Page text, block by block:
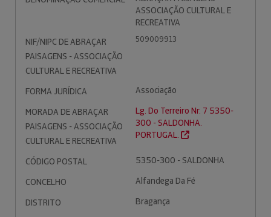
ASSOCIAÇÃO CULTURAL E
RECREATIVA
NIF/NIPC DE ABRAÇAR
PAISAGENS - ASSOCIAÇÃO
CULTURAL E RECREATIVA
509009913
FORMA JURÍDICA
Associação
MORADA DE ABRAÇAR
PAISAGENS - ASSOCIAÇÃO
CULTURAL E RECREATIVA
Lg. Do Terreiro Nr. 7 5350-
300 - SALDONHA.
PORTUGAL.
CÓDIGO POSTAL
5350-300 - SALDONHA
CONCELHO
Alfandega Da Fé
DISTRITO
Bragança